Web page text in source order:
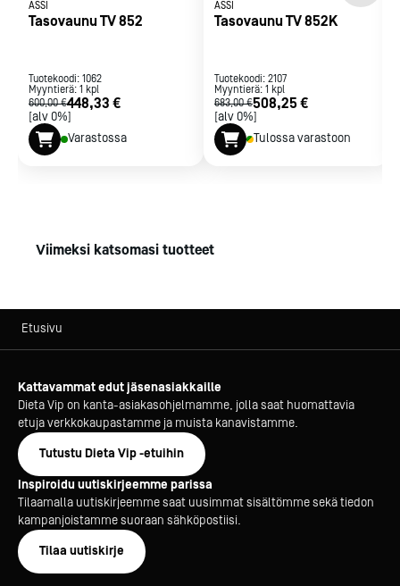
ASSI
Tasovaunu TV 852
Tuotekoodi: 1062
Myyntierä: 1 kpl
600,00 €448,33 €
[alv 0%]
Varastossa
ASSI
Tasovaunu TV 852K
Tuotekoodi: 2107
Myyntierä: 1 kpl
683,00 €508,25 €
[alv 0%]
Tulossa varastoon
Viimeksi katsomasi tuotteet
Etusivu
Kattavammat edut jäsenasiakkaille
Dieta Vip on kanta-asiakasohjelmamme, jolla saat huomattavia
etuja verkkokaupastamme ja muista kanavistamme.
Tutustu Dieta Vip -etuihin
Inspiroidu uutiskirjeemme parissa
Tilaamalla uutiskirjeemme saat uusimmat sisältömme sekä tiedon
kampanjoistamme suoraan sähköpostiisi.
Tilaa uutiskirje